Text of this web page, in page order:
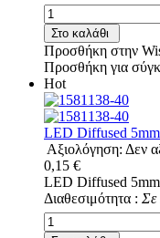
Στο καλάθι
Προσθήκη στην
Προσθήκη για
Hot
LED Diffused
Αξιολόγηση: Δεν
0,15 €
LED Diffused
Διαθεσιμότητα : Σε